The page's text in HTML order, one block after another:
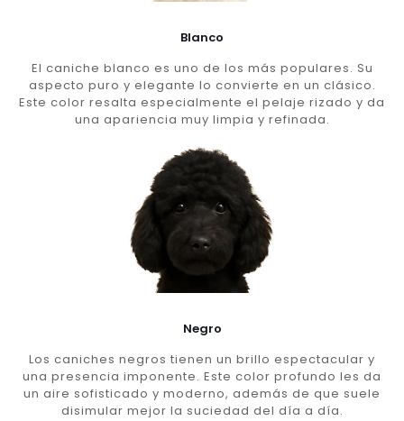
Blanco
El caniche blanco es uno de los más populares. Su
aspecto puro y elegante lo convierte en un clásico.
Este color resalta especialmente el pelaje rizado y da
una apariencia muy limpia y refinada.
Negro
Los caniches negros tienen un brillo espectacular y
una presencia imponente. Este color profundo les da
un aire sofisticado y moderno, además de que suele
disimular mejor la suciedad del día a día.